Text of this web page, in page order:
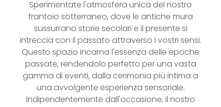
Sperimentate l'atmosfera unica del nostro
frantoio sotterraneo, dove le antiche mura
sussurrano storie secolari e il presente si
intreccia con il passato attraverso i vostri sensi.
Questo spazio incarna l'essenza delle epoche
passate, rendendolo perfetto per una vasta
gamma di eventi, dalla cerimonia più intima a
una avvolgente esperienza sensoriale.
Indipendentemente dall'occasione, il nostro